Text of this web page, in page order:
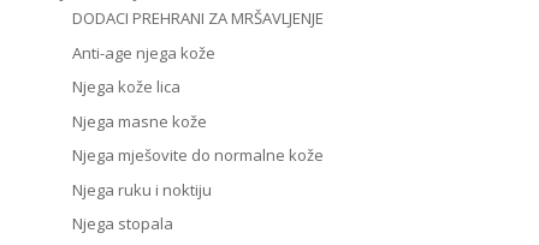
DODACI PREHRANI ZA MRŠAVLJENJE
Anti-age njega kože
Njega kože lica
Njega masne kože
Njega mješovite do normalne kože
Njega ruku i noktiju
Njega stopala